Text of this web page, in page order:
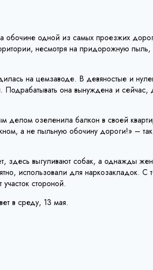
обочине одной из самых проезжих
несмотря на придорожную пыль,
на цемзаводе. В девяностые и
Подрабатывать она вынуждена и
озеленила балкон в своей
а не пыльную обочину дороги!» –
выгуливают собак, а однажды
использовали для наркозакладок. С
стороной.
в среду, 13 мая.